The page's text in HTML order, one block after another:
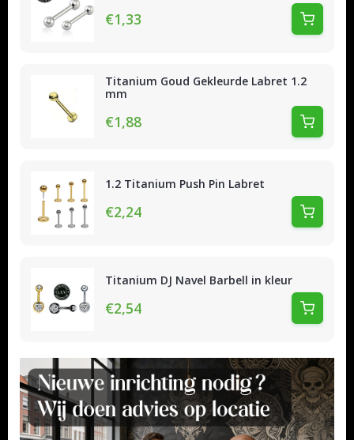
€1,33
Titanium Goud Gekleurde Labret 1.2
mm
€1,88
1.2 Titanium Push Pin Labret
€2,24
Titanium DJ Navel Barbell in kleur
€2,54